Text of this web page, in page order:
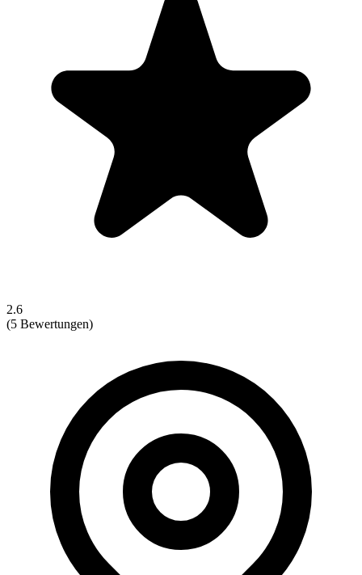
2.6
(5 Bewertungen)